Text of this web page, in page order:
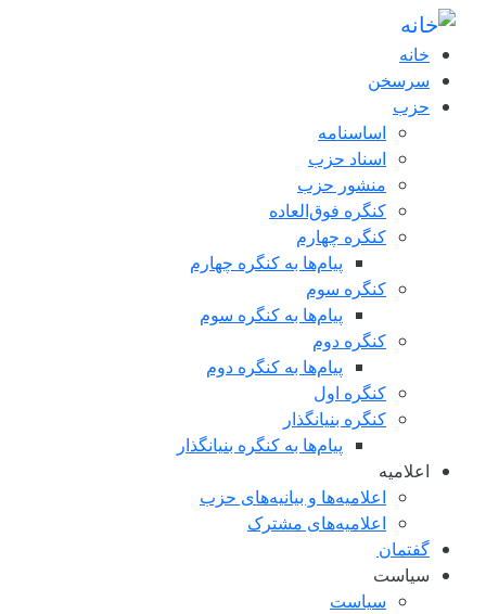
به محتوای اصلی
خانه
سرسخن
حزب
اساسنامه
اسناد حزب
منشور حزب
کنگره فوق‌العاده
کنگره چهارم
پیام‌ها به کنگره چهارم
کنگره سوم
پیام‌ها به کنگره سوم
کنگره دوم
پیام‌ها به کنگره دوم
کنگره اول
کنگره بنیانگذار
پیام‌ها به کنگره بنیانگذار
اعلاميه
اعلامیه‌ها و بیانیه‌های حزب
اعلامیه‌های مشترک
گفتمان
سياست
سياست